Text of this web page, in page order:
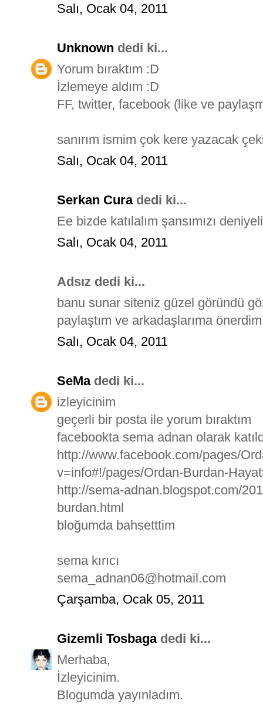
Salı, Ocak 04, 2011
Unknown dedi ki...
Yorum bıraktım :D
İzlemeye aldım :D
FF, twitter, facebook (like ve
sanırım ismim çok kere yazacak
Salı, Ocak 04, 2011
Serkan Curadedi ki...
Ee bizde katılalım şansımızı
Salı, Ocak 04, 2011
Adsız dedi ki...
banu sunar siteniz güzel göründü
paylaştım ve arkadaşlarıma
Salı, Ocak 04, 2011
SeMadedi ki...
izleyicinim
geçerli bir posta ile yorum bıraktım
facebookta sema adnan olarak
http://www.facebook.com/pages/
v=info#!/pages/Ordan-Burdan-
http://sema-adnan.blogspot.com/
burdan.html
bloğumda bahsetttim
sema kırıcı
sema_adnan06@hotmail.com
Çarşamba, Ocak 05, 2011
Gizemli Tosbagadedi ki...
Merhaba,
İzleyicinim.
Blogumda yayınladım.